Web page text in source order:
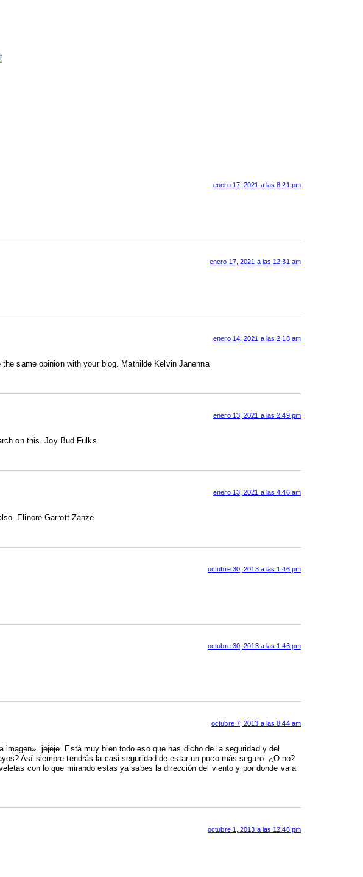
enero 17, 2021 a las 8:21 pm
enero 17, 2021 a las 12:31 am
enero 14, 2021 a las 2:18 am
same opinion with your blog. Mathilde Kelvin Janenna
enero 13, 2021 a las 2:49 pm
on this. Joy Bud Fulks
enero 13, 2021 a las 4:46 am
Elinore Garrott Zanze
octubre 30, 2013 a las 1:46 pm
octubre 30, 2013 a las 1:46 pm
octubre 7, 2013 a las 8:44 am
Está muy bien todo eso que has dicho de la seguridad y del
Así siempre tendrás la casi seguridad de estar un poco más seguro. ¿O no?
con lo que mirando estas ya sabes la dirección del viento y por donde va a
octubre 1, 2013 a las 12:48 pm